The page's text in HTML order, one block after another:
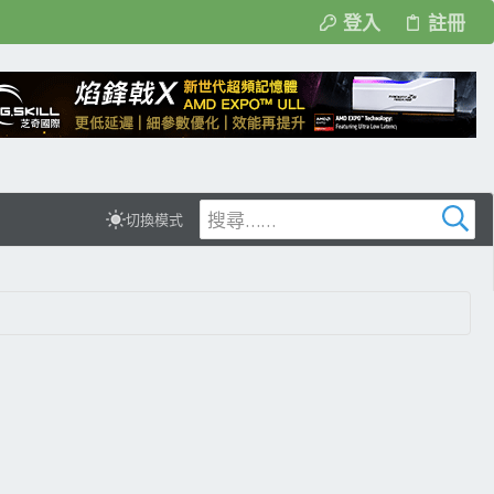
登入 註冊
切換模式